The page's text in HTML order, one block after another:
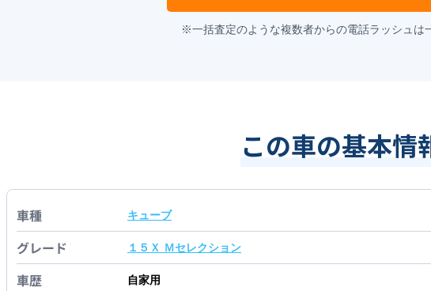
※一括査定のような複数者からの電話ラッシュは
この車の基本情
車種 キューブ
グレード １５Ｘ Ｍセレクション
車歴 自家用